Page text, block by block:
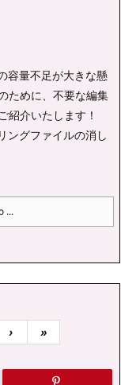
容量不足が大きな懸
ために、不要な編集
紹介いたします！
ングファイルの消し
...
› »